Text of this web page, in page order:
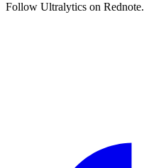
Follow Ultralytics on Rednote.